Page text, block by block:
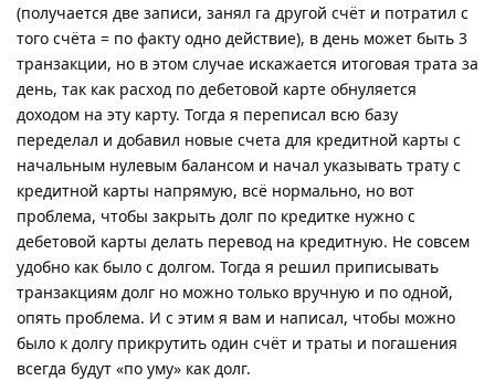
(получается две записи, занял га другой счёт и потратил с
того счёта = по факту одно действие), в день может быть 3
транзакции, но в этом случае искажается итоговая трата за
день, так как расход по дебетовой карте обнуляется
доходом на эту карту. Тогда я переписал всю базу
переделал и добавил новые счета для кредитной карты с
начальным нулевым балансом и начал указывать трату с
кредитной карты напрямую, всё нормально, но вот
проблема, чтобы закрыть долг по кредитке нужно с
дебетовой карты делать перевод на кредитную. Не совсем
удобно как было с долгом. Тогда я решил приписывать
транзакциям долг но можно только вручную и по одной,
опять проблема. И с этим я вам и написал, чтобы можно
было к долгу прикрутить один счёт и траты и погашения
всегда будут «по уму» как долг.